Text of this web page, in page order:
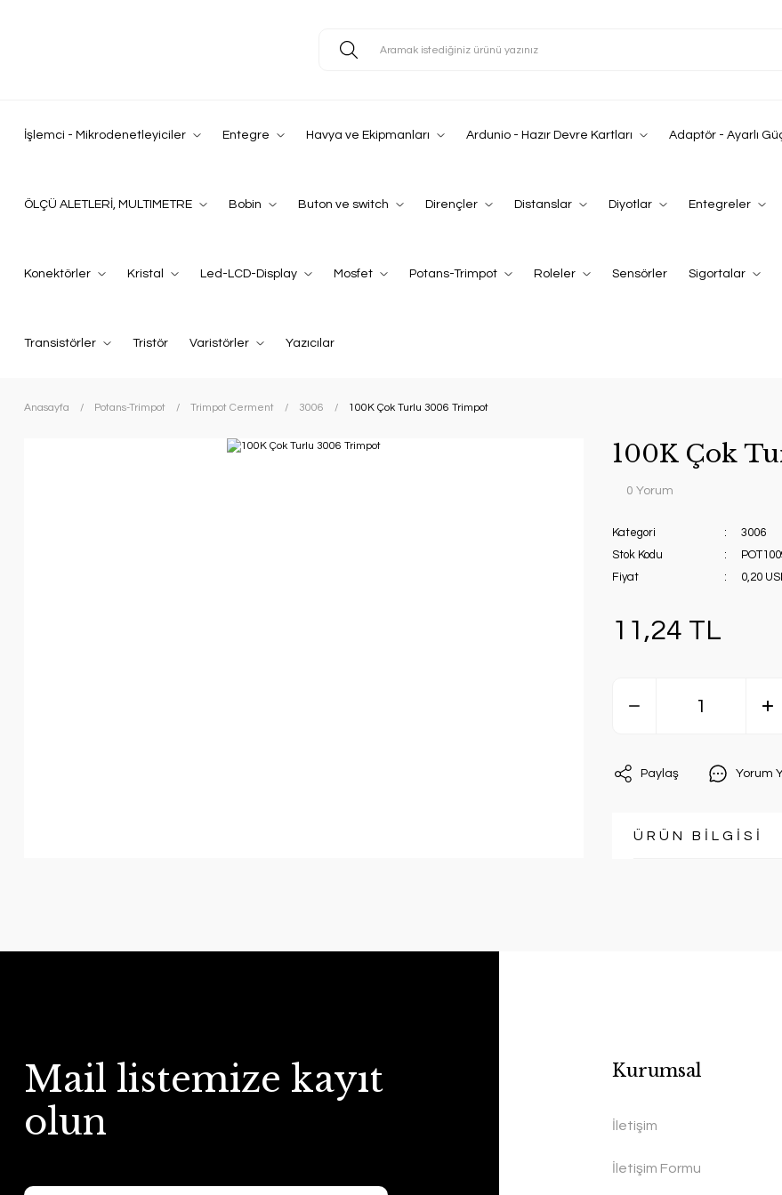
İşlemci - Mikrodenetleyiciler Entegre Havya ve Ekipmanları Ardunio - Hazır Devre Kartları Adaptör - Ayarlı
ÖLÇÜ ALETLERİ, MULTIMETRE Bobin Buton ve switch Dirençler Distanslar Diyotlar Entegreler
Konektörler Kristal Led-LCD-Display Mosfet Potans-Trimpot Roleler Sensörler Sigortalar
Transistörler Tristör Varistörler Yazıcılar
Anasayfa Potans-Trimpot Trimpot Cerment 3006 100K Çok Turlu 3006 Trimpot
100K Çok
0 Yorum
Kategori
3006
Stok Kodu
Fiyat
0,20
11,24 TL
Paylaş Yorum
ÜRÜN BİLGİSİ
Mail listemize kayıt
olun
Kurumsal
İletişim
İletişim Formu